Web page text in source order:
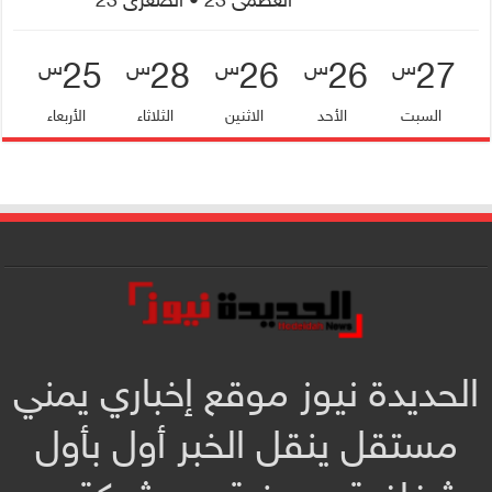
27س
السبت
26س
الأحد
26س
الاثنين
28س
الثلاثاء
25س
الأربعاء
الحديدة نيوز موقع إخباري يمني
مستقل ينقل الخبر أول بأول